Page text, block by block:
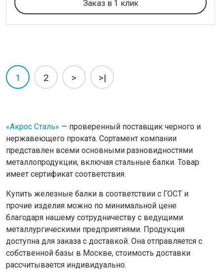
Заказ в 1 клик
1 2 > >|
«Акрос Сталь» — проверенный поставщик черного и
нержавеющего проката. Сортамент компании
представлен всеми основными разновидностями
металлопродукции, включая стальные балки. Товар
имеет сертификат соответствия.
Купить железные балки в соответствии с ГОСТ и
прочие изделия можно по минимальной цене
благодаря нашему сотрудничеству с ведущими
металлургическими предприятиями. Продукция
доступна для заказа с доставкой. Она отправляется с
собственной базы в Москве, стоимость доставки
рассчитывается индивидуально.